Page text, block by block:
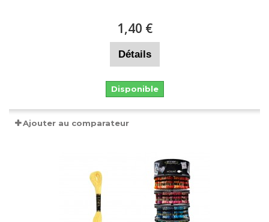
1,40 €
Détails
Disponible
Ajouter au comparateur